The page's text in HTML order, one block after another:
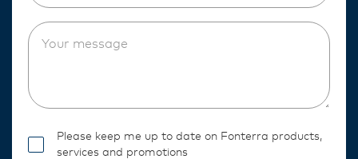
Please keep me up to date on Fonterra products,
services and promotions